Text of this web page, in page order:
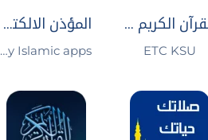
القرآن الكريم - آيات
ETC KSU
المؤذن الالكتروني
My Islamic apps‏